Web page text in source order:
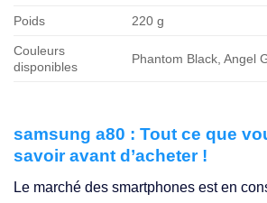
Poids 220 g
Couleurs
disponibles
Phantom Black, Angel
samsung a80 : Tout ce que
savoir avant d’acheter !
Le marché des smartphones est en